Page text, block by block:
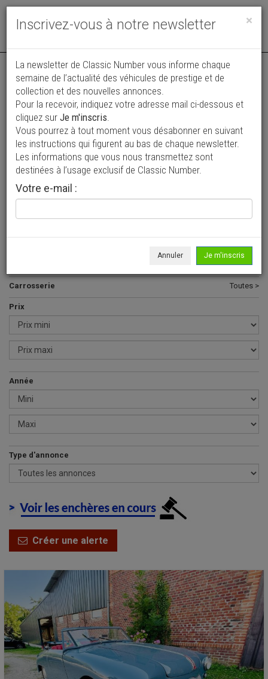
Toggle
Vos annonces vues par
plus de 4 millions de collectionneurs
Ajouter une annonce
> Rechercher un véhicule
Tous >
Carrosserie Toutes >
Prix
Année
Type d'annonce
Créer une alerte
×
Inscrivez-vous à notre newsletter
La newsletter de Classic Number vous informe chaque
semaine de l’actualité des véhicules de prestige et de
collection et des nouvelles annonces.
Pour la recevoir, indiquez votre adresse mail ci-dessous et
cliquez sur Je m'inscris.
Vous pourrez à tout moment vous désabonner en suivant
les instructions qui figurent au bas de chaque newsletter.
Les informations que vous nous transmettez sont
destinées à l’usage exclusif de Classic Number.
Votre e-mail :
Annuler Je m'inscris